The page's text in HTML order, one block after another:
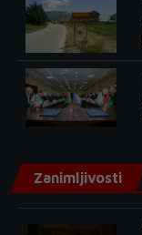
Zanimljivosti